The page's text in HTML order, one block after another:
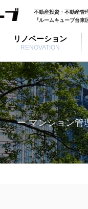
不動産投資・不動産管
『ルームキューブ台
リノベーション
RENOVATION
ー マンション管